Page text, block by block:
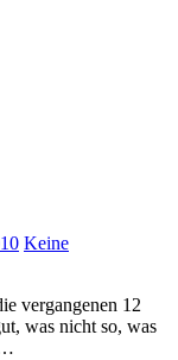
Keine
was nicht so, was